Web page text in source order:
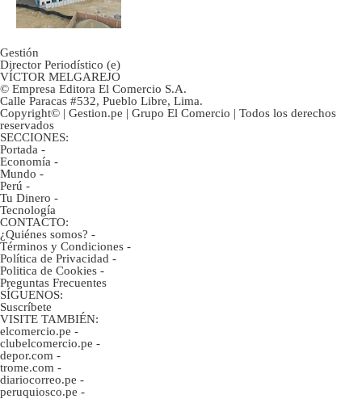
Gestión
Director Periodístico (e)
VÍCTOR MELGAREJO
© Empresa Editora El Comercio S.A.
Calle Paracas #532, Pueblo Libre, Lima.
Copyright© | Gestion.pe | Grupo El Comercio | Todos los derechos
reservados
SECCIONES:
Portada -
Economía -
Mundo -
Perú -
Tu Dinero -
Tecnología
CONTACTO:
¿Quiénes somos? -
Términos y Condiciones -
Política de Privacidad -
Politica de Cookies -
Preguntas Frecuentes
SÍGUENOS:
Suscríbete
VISITE TAMBIÉN:
elcomercio.pe -
clubelcomercio.pe -
depor.com -
trome.com -
diariocorreo.pe -
peruquiosco.pe -